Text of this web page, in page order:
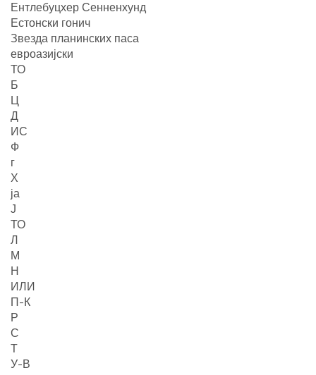
Ентлебуцхер Сенненхунд
Естонски гонич
Звезда планинских паса
евроазијски
ТО
Б
Ц
Д
ИС
Ф
г
Х
ја
Ј
ТО
Л
М
Н
ИЛИ
П-К
Р
С
Т
У-В